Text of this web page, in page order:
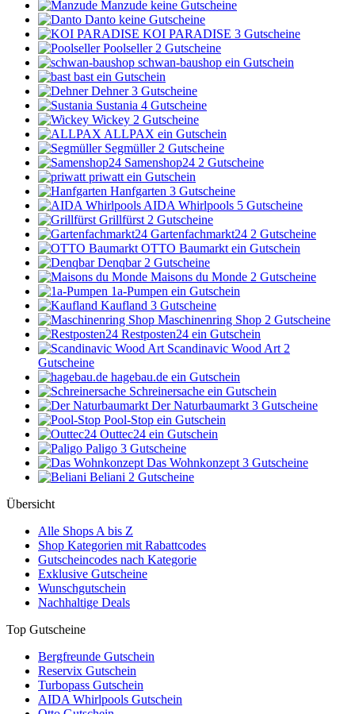
Manzude keine Gutscheine
Danto keine Gutscheine
KOI PARADISE 3 Gutscheine
Poolseller 2 Gutscheine
schwan-baushop ein Gutschein
bast ein Gutschein
Dehner3 Gutscheine
Sustania 4 Gutscheine
Wickey 2 Gutscheine
ALLPAX ein Gutschein
Segmüller 2 Gutscheine
Samenshop24 2 Gutscheine
priwatt ein Gutschein
Hanfgarten 3 Gutscheine
AIDA Whirlpools 5 Gutscheine
Grillfürst 2 Gutscheine
Gartenfachmarkt24 2 Gutscheine
OTTO Baumarkt ein Gutschein
Denqbar 2 Gutscheine
Maisons du Monde 2 Gutscheine
1a-Pumpen ein Gutschein
Kaufland 3 Gutscheine
Maschinenring Shop 2 Gutscheine
Restposten24 ein Gutschein
Scandinavic Wood Art 2
Gutscheine
hagebau.de ein Gutschein
Schreinersache ein Gutschein
Der Naturbaumarkt 3 Gutscheine
Pool-Stop ein Gutschein
Outtec24 ein Gutschein
Paligo 3 Gutscheine
Das Wohnkonzept 3 Gutscheine
Beliani 2 Gutscheine
Übersicht
Alle Shops A bis Z
Shop Kategorien mit Rabattcodes
Gutscheincodes nach Kategorie
Exklusive Gutscheine
Wunschgutschein
Nachhaltige Deals
Top Gutscheine
Bergfreunde Gutschein
Reservix Gutschein
Turbopass Gutschein
AIDA Whirlpools Gutschein